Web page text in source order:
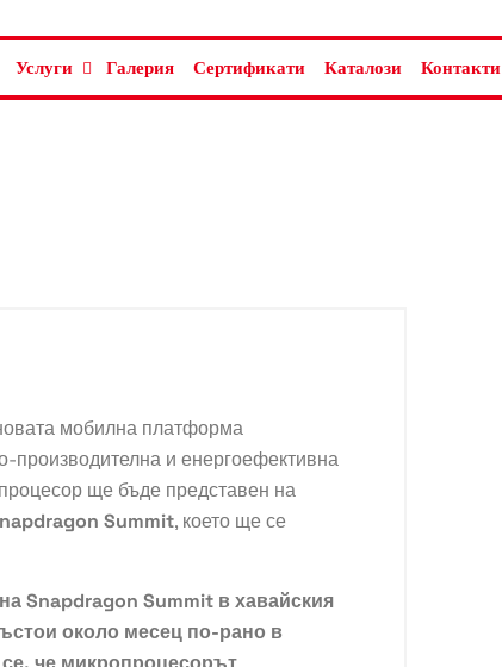
Услуги Галерия Сертификати Каталози Контакти
мобилна платформа
производителна и енергоефективна
ще бъде представен на
Summit, което ще се
Snapdragon Summit в хавайския
около месец по-рано в